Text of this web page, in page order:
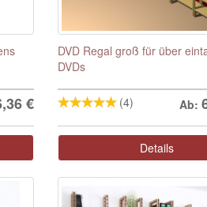
€
DVD Regal groß für über
DVDs
(4) Ab:
Details